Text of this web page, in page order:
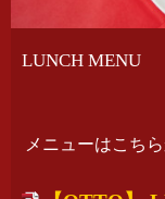
LUNCH MENU
メニューはこち